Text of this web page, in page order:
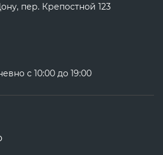
пер. Крепостной 123
с 10:00 до 19:00